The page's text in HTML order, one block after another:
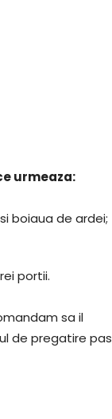
urmeaza:
boiaua de ardei;
portii.
sa il
de pregatire pas